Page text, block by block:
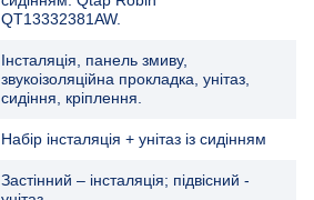
QT13332381AW.
Інсталяція, панель змиву,
звукоізоляційна прокладка, унітаз,
сидіння, кріплення.
Набір інсталяція + унітаз із сидінням
Застінний – інсталяція; підвісний -